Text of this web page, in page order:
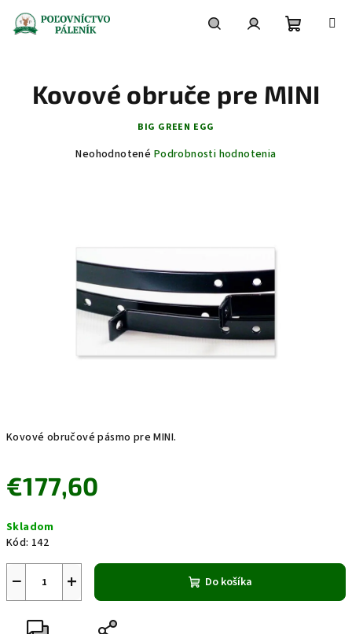
obsah
košík
Kovové obručové pásmo pre MINI.
€177,60
cena:
Skladom
Kód: 142
+
− Do košíka
Kovové obruče pre MINI
BIG GREEN EGG
Priemerné
hviezdičiek.
Neohodnotené Podrobnosti hodnotenia